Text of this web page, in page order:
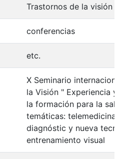
Trastornos de la visión -
conferencias
etc.
X Seminario
la Visión " Experiencia y
la formación para la
temáticas: telemedicina,
diagnóstic y nueva
entrenamiento visual